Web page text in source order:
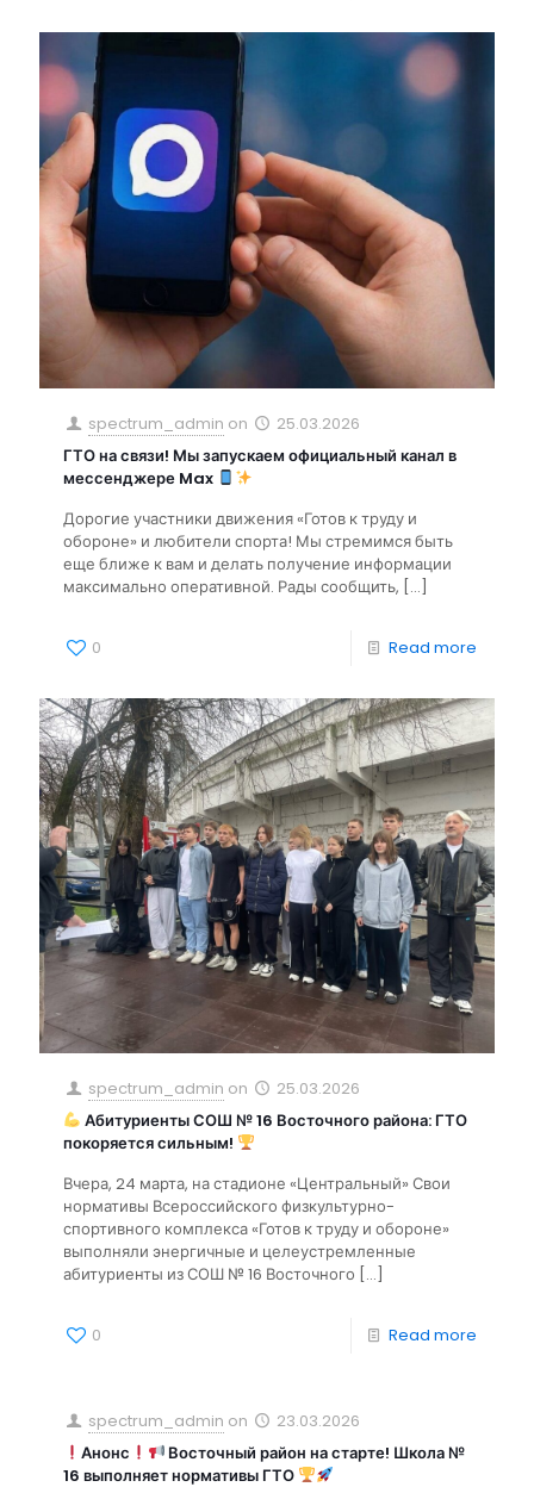
spectrum_admin on
25.03.2026
ГТО на связи! Мы запускаем официальный канал в
мессенджере Max
Дорогие участники движения «Готов к труду и
обороне» и любители спорта! Мы стремимся быть
еще ближе к вам и делать получение информации
максимально оперативной. Рады сообщить, […]
0 Read more
spectrum_admin on
25.03.2026
Абитуриенты СОШ № 16 Восточного района: ГТО
покоряется сильным!
Вчера, 24 марта, на стадионе «Центральный» Свои
нормативы Всероссийского физкультурно-
спортивного комплекса «Готов к труду и обороне»
выполняли энергичные и целеустремленные
абитуриенты из СОШ № 16 Восточного […]
0 Read more
spectrum_admin on
23.03.2026
Анонс
Восточный район на старте! Школа №
16 выполняет нормативы ГТО